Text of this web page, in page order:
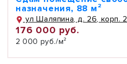
назначения, 88 м²
ул Шаляпина, д. 26, корп. 2
176 000 руб.
2 000 руб./м²